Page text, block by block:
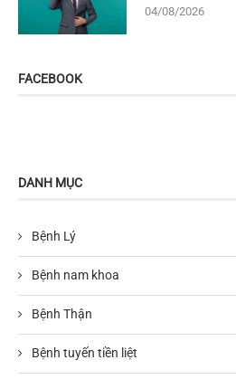
04/08/2026
FACEBOOK
DANH MỤC
Bệnh Lý
Bệnh nam khoa
Bệnh Thận
Bệnh tuyến tiền liệt